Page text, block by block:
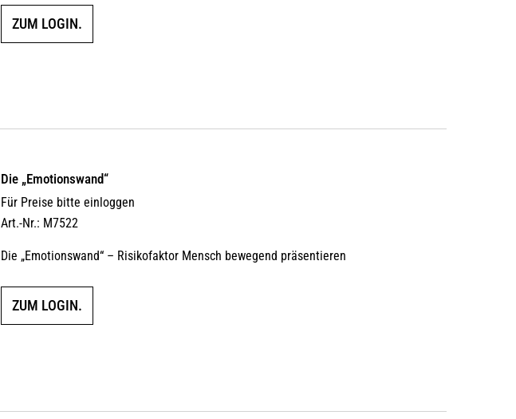
ZUM LOGIN.
Die „Emotionswand“
Für Preise bitte einloggen
Art.-Nr.: M7522
Die „Emotionswand“ – Risikofaktor Mensch bewegend präsentieren
ZUM LOGIN.